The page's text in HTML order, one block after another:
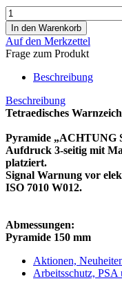
Auf den Merkzettel
Frage zum Produkt
Beschreibung
Beschreibung
Tetraedisches
Pyramide „ACHTUNG
Aufdruck 3-seitig mit
platziert.
Signal Warnung vor
ISO 7010 W012.
Abmessungen:
Pyramide 150 mm
Aktionen,
Arbeitsschutz,